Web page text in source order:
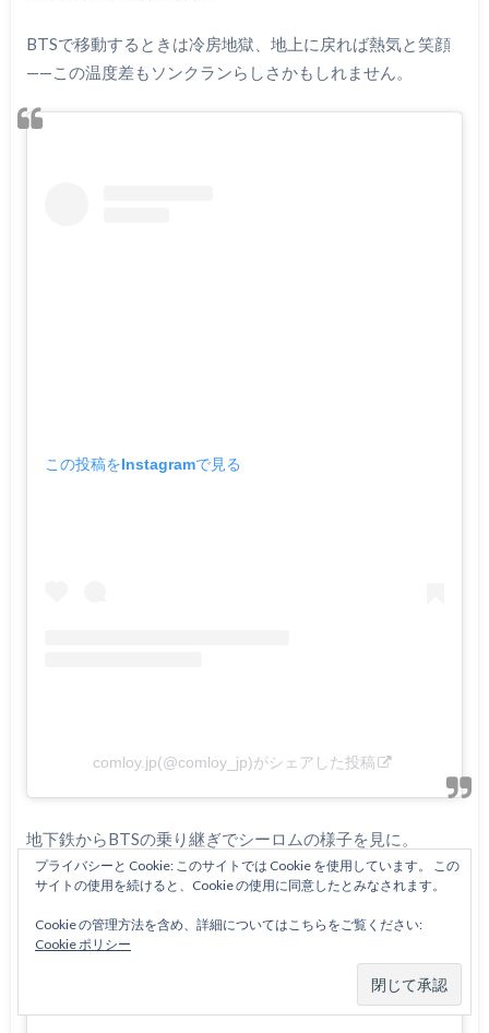
BTSで移動するときは冷房地獄、地上に戻れば熱気と笑顔
——この温度差もソンクランらしさかもしれません。
この投稿をInstagramで見る
comloy.jp(@comloy_jp)がシェアした投稿
地下鉄からBTSの乗り継ぎでシーロムの様子を見に。
21時半を回って交通規制解除されてもまだ大賑わい。
タイが元気になって良かった（笑）
ホースで水撒いてるけどわたしはしっている、一番破壊力
があるのはバケツだということを、、（笑）
プライバシーと Cookie: このサイトでは Cookie を使用しています。 この
サイトの使用を続けると、Cookie の使用に同意したとみなされます。
Cookie の管理方法を含め、詳細についてはこちらをご覧ください:
Cookie ポリシー